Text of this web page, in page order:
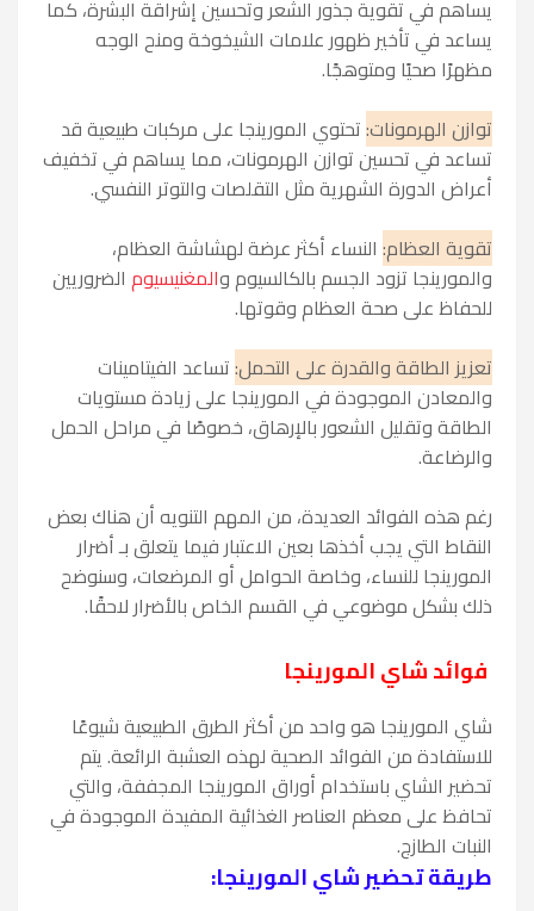
يساهم في تقوية جذور الشعر وتحسين إشراقة البشرة، كما
يساعد في تأخير ظهور علامات الشيخوخة ومنح الوجه
مظهرًا صحيًا ومتوهجًا.
توازن الهرمونات:تحتوي المورينجا على مركبات طبيعية قد
تساعد في تحسين توازن الهرمونات، مما يساهم في تخفيف
أعراض الدورة الشهرية مثل التقلصات والتوتر النفسي.
تقوية العظام: النساء أكثر عرضة لهشاشة العظام،
والمورينجا تزود الجسم بالكالسيوم والمغنيسيوم الضروريين
للحفاظ على صحة العظام وقوتها.
تعزيز الطاقة والقدرة على التحمل:تساعد الفيتامينات
والمعادن الموجودة في المورينجا على زيادة مستويات
الطاقة وتقليل الشعور بالإرهاق، خصوصًا في مراحل الحمل
والرضاعة.
رغم هذه الفوائد العديدة، من المهم التنويه أن هناك بعض
النقاط التي يجب أخذها بعين الاعتبار فيما يتعلق بـ أضرار
المورينجا للنساء، وخاصة الحوامل أو المرضعات، وسنوضح
ذلك بشكل موضوعي في القسم الخاص بالأضرار لاحقًا.
فوائد شاي المورينجا
شاي المورينجا هو واحد من أكثر الطرق الطبيعية شيوعًا
للاستفادة من الفوائد الصحية لهذه العشبة الرائعة. يتم
تحضير الشاي باستخدام أوراق المورينجا المجففة، والتي
تحافظ على معظم العناصر الغذائية المفيدة الموجودة في
النبات الطازج.
طريقة تحضير شاي المورينجا: